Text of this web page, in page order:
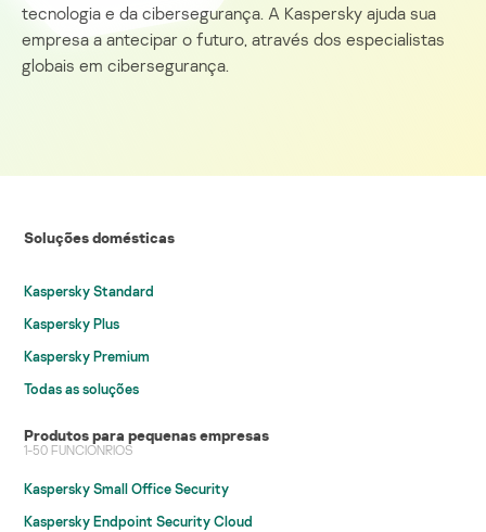
tecnologia e da cibersegurança. A Kaspersky ajuda sua
empresa a antecipar o futuro, através dos especialistas
globais em cibersegurança.
Soluções domésticas
Kaspersky Standard
Kaspersky Plus
Kaspersky Premium
Todas as soluções
Produtos para pequenas empresas
1-50 FUNCIONRIOS
Kaspersky Small Office Security
Kaspersky Endpoint Security Cloud